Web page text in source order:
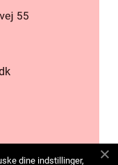
dine indstillinger,